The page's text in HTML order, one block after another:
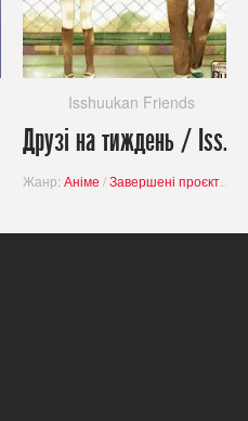
Isshuukan Friends
Друзі на тиждень / Isshuukan Friends
Жанр: Аніме /Завершені проєкти